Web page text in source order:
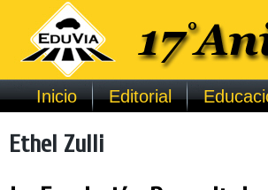
Inicio Editorial
Ethel Zulli